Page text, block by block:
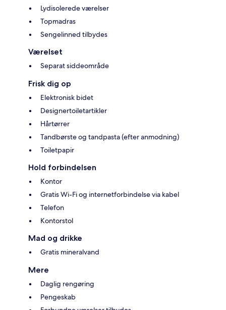
Lydisolerede værelser
Topmadras
Sengelinned tilbydes
Værelset
Separat siddeområde
Frisk dig op
Elektronisk bidet
Designertoiletartikler
Hårtørrer
Tandbørste og tandpasta (efter anmodning)
Toiletpapir
Hold forbindelsen
Kontor
Gratis Wi-Fi og internetforbindelse via kabel
Telefon
Kontorstol
Mad og drikke
Gratis mineralvand
Mere
Daglig rengøring
Pengeskab